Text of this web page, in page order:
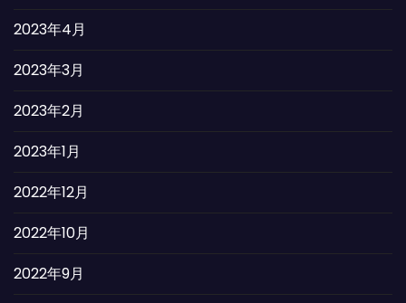
2023年4月
2023年3月
2023年2月
2023年1月
2022年12月
2022年10月
2022年9月